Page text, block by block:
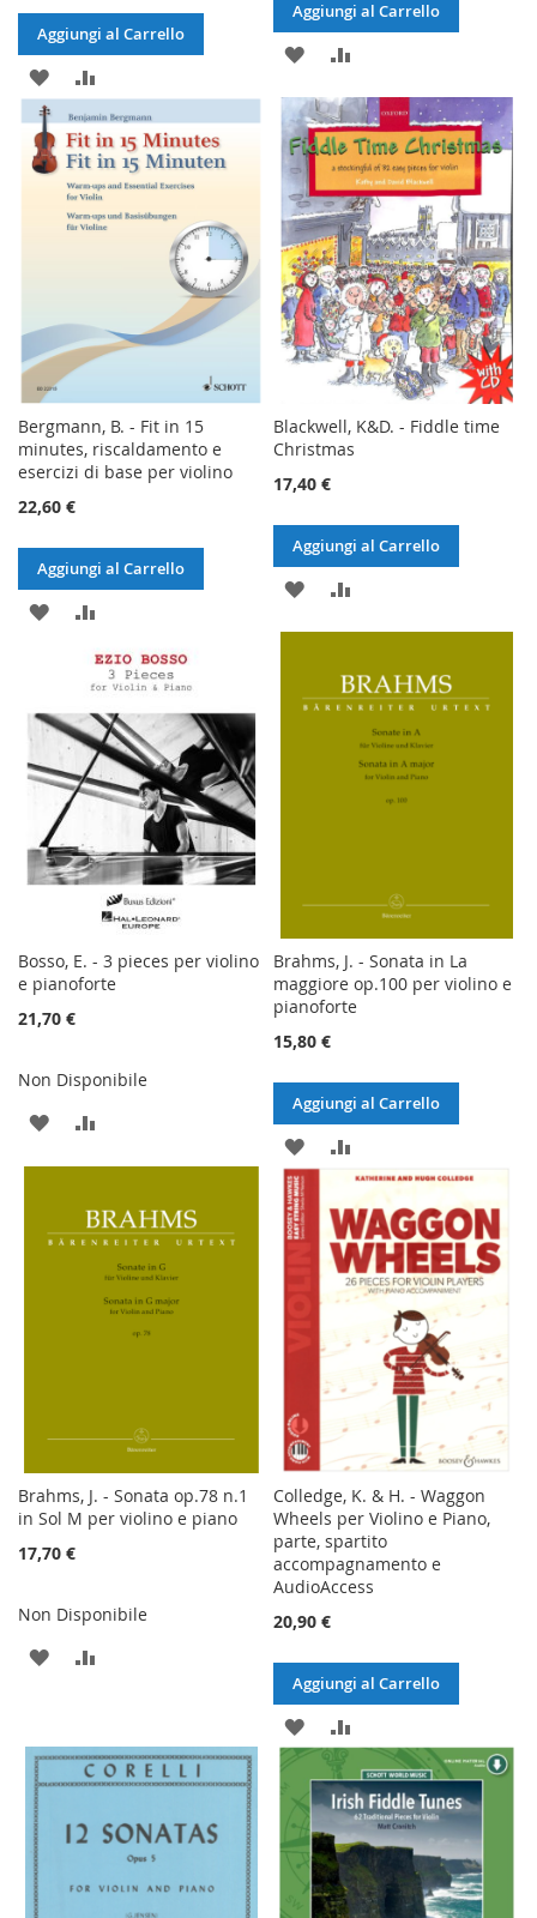
Aggiungi al Carrello
AGGIUNGI
ALLA
LISTA
DESIDERI
AL
CONFRONTO
Aggiungi al Carrello
AGGIUNGI
ALLA
LISTA
DESIDERI
AL
CONFRONTO
Bergmann, B. - Fit in 15
minutes, riscaldamento e
esercizi di base per violino
22,60 €
Aggiungi al Carrello
AGGIUNGI
LISTA
DESIDERI
AL
CONFRONTO
Blackwell, K&D. - Fiddle time
Christmas
17,40 €
Aggiungi al Carrello
AGGIUNGI
ALLA
LISTA
DESIDERI
AL
CONFRONTO
Bosso, E. - 3 pieces per violino
e pianoforte
21,70 €
Non Disponibile
AGGIUNGI
ALLA
DESIDERI
AL
Brahms, J. - Sonata in La
maggiore op.100 per violino e
pianoforte
15,80 €
Aggiungi al Carrello
AGGIUNGI
ALLA
LISTA
DESIDERI
AL
CONFRONTO
Brahms, J. - Sonata op.78 n.1
in Sol M per violino e piano
17,70 €
Non Disponibile
AGGIUNGI
DESIDERI
Colledge, K. & H. - Waggon
Wheels per Violino e Piano,
parte, spartito
accompagnamento e
AudioAccess
20,90 €
Aggiungi al Carrello
AGGIUNGI
ALLA
LISTA
DESIDERI
AL
CONFRONTO